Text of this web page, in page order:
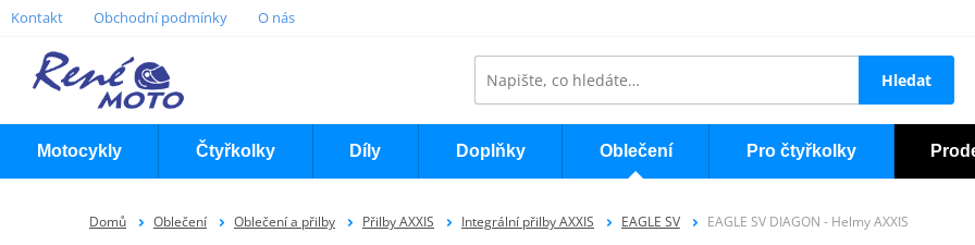
Kontakt Obchodní podmínky O nás
Hledat
Motocykly Čtyřkolky Díly Doplňky Oblečení Pro čtyřkolky
Domů Oblečení Oblečení a přilby Přilby AXXIS Integrální přilby AXXIS EAGLE SV EAGLE SV DIAGON - Helmy AXXIS